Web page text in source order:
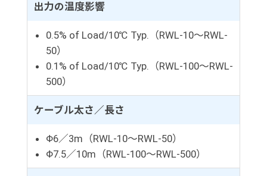
出力の温度影響
0.5% of Load/10℃ Typ.（RWL-10～RWL-
50）
0.1% of Load/10℃ Typ.（RWL-100～RWL-
500）
ケーブル太さ／長さ
Φ6／3m（RWL-10～RWL-50）
Φ7.5／10m（RWL-100～RWL-500）